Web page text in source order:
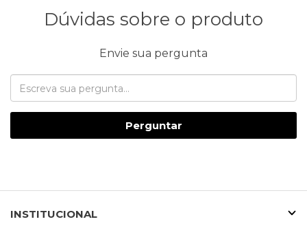
Dúvidas sobre o produto
Envie sua pergunta
Perguntar
INSTITUCIONAL